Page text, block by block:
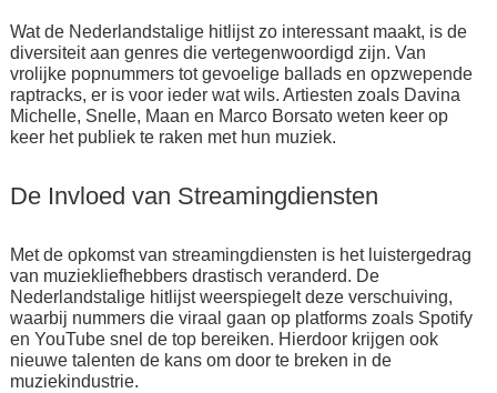
Wat de Nederlandstalige hitlijst zo interessant maakt, is de
diversiteit aan genres die vertegenwoordigd zijn. Van
vrolijke popnummers tot gevoelige ballads en opzwepende
raptracks, er is voor ieder wat wils. Artiesten zoals Davina
Michelle, Snelle, Maan en Marco Borsato weten keer op
keer het publiek te raken met hun muziek.
De Invloed van Streamingdiensten
Met de opkomst van streamingdiensten is het luistergedrag
van muziekliefhebbers drastisch veranderd. De
Nederlandstalige hitlijst weerspiegelt deze verschuiving,
waarbij nummers die viraal gaan op platforms zoals Spotify
en YouTube snel de top bereiken. Hierdoor krijgen ook
nieuwe talenten de kans om door te breken in de
muziekindustrie.